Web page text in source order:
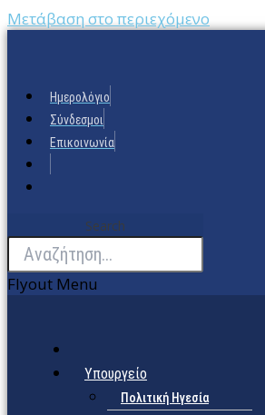
Μετάβαση στο περιεχόμενο
Ημερολόγιο
Σύνδεσμοι
Επικοινωνία
Search
Flyout Menu
Υπουργείο
Πολιτική Ηγεσία